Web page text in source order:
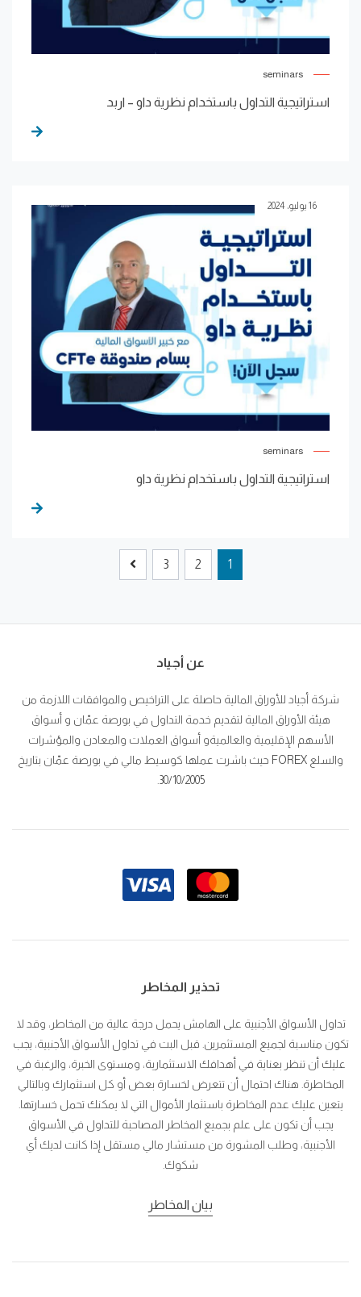
seminars
استراتيجية التداول باستخدام نظرية داو – اربد
seminars
استراتيجية التداول باستخدام نظرية داو
16 يوليو، 2024
1
2
3
عن أجياد
شركة أجياد للأوراق المالية حاصلة على التراخيص والموافقات اللازمة من
هيئة الأوراق المالية لتقديم خدمة التداول في بورصة عمّان و أسواق
الأسهم الإقليمية والعالميةو أسواق العملات والمعادن والمؤشرات
والسلع FOREX حيث باشرت عملها كوسيط مالي في بورصة عمّان بتاريخ
30/10/2005.
تحذير المخاطر
تداول الأسواق الأجنبية على الهامش يحمل درجة عالية من المخاطر، وقد لا
تكون مناسبة لجميع المستثمرين. قبل البت في تداول الأسواق الأجنبية، يجب
عليك أن تنظر بعناية في أهدافك الاستثمارية، ومستوى الخبرة، والرغبة في
المخاطرة. هناك احتمال أن تتعرض لخسارة بعض أو كل استثمارك وبالتالي
يتعين عليك عدم المخاطرة باستثمار الأموال التي لا يمكنك تحمل خسارتها.
يجب أن تكون على علم بجميع المخاطر المصاحبة للتداول في الأسواق
الأجنبية، وطلب المشورة من مستشار مالي مستقل إذا كانت لديك أي
شكوك.
بيان المخاطر